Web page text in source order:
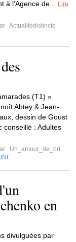
à l'Agence de...
Lire
Actualitedistincte
(T1) »
Abtey & Jean-
dessin de Goust
conseillé : Adultes
Un_amour_de_bd
en
divulguées par